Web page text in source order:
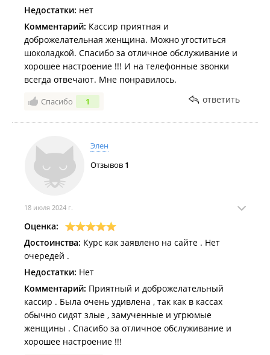
Недостатки: нет
Комментарий: Кассир приятная и
доброжелательная женщина. Можно угоститься
шоколадкой. Спасибо за отличное обслуживание и
хорошее настроение !!! И на телефонные звонки
всегда отвечают. Мне понравилось.
Спасибо 1 ответить
Элен
Отзывов 1
18 июля 2024 г.
Оценка:
Достоинства: Курс как заявлено на сайте . Нет
очередей .
Недостатки: Нет
Комментарий: Приятный и доброжелательный
кассир . Была очень удивлена , так как в кассах
обычно сидят злые , замученные и угрюмые
женщины . Спасибо за отличное обслуживание и
хорошее настроение !!!